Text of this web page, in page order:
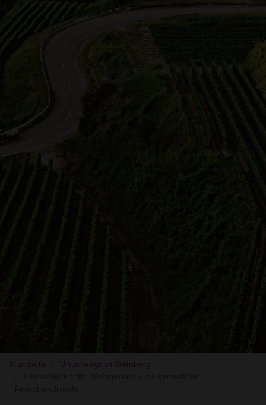
Startseite
Unterwegs im Weinberg